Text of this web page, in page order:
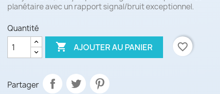
planétaire avec un rapport signal/bruit exceptionnel.
Quantité
 AJOUTER AU PANIER favorite_border
Partager